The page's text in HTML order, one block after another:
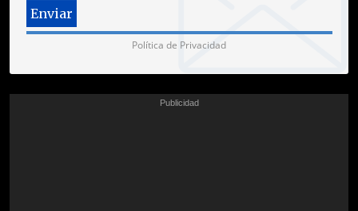
Política de Privacidad